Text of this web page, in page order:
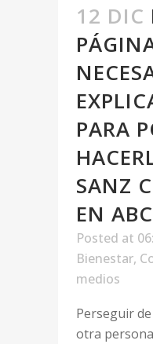
12 DIC
PARA
SANZ
EN
Posted at
Bienestar,
medios
Perseguir
otra